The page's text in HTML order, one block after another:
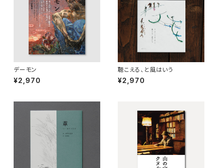
デーモン
¥2,970
聴こえる、と風はいう
¥2,970